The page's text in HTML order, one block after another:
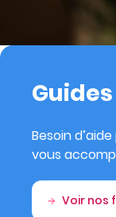
Besoin
vous
Voir nos